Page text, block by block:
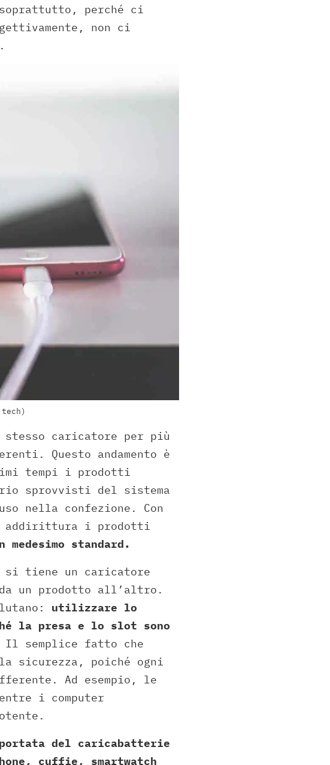
perché ci
non ci
caricatore per più
Questo andamento è
tempi i prodotti
sprovvisti del sistema
nella confezione. Con
addirittura i prodotti
standard.
si tiene un caricatore
un prodotto all’altro.
utilizzare lo
la presa e lo slot sono
Il semplice fatto che
sicurezza, poiché ogni
Ad esempio, le
i computer
del caricabatterie
cuffie, smartwatch